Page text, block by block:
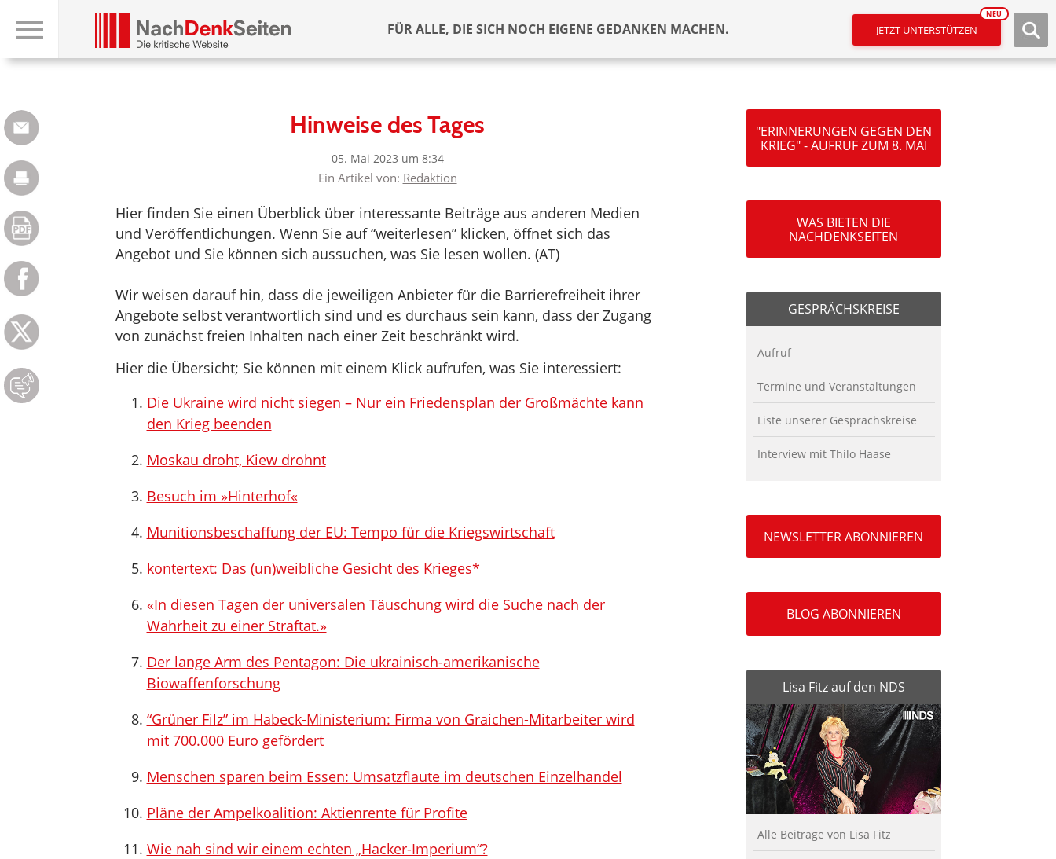
FÜR ALLE, DIE SICH NOCH EIGENE GEDANKEN MACHEN. JETZT UNTERSTÜTZEN
NEU
Hinweise des Tages
05. Mai 2023 um 8:34
Ein Artikel von: Redaktion
Hier finden Sie einen Überblick über interessante Beiträge aus anderen Medien
und Veröffentlichungen. Wenn Sie auf “weiterlesen” klicken, öffnet sich das
Angebot und Sie können sich aussuchen, was Sie lesen wollen. (AT)
Wir weisen darauf hin, dass die jeweiligen Anbieter für die Barrierefreiheit ihrer
Angebote selbst verantwortlich sind und es durchaus sein kann, dass der Zugang
von zunächst freien Inhalten nach einer Zeit beschränkt wird.
Hier die Übersicht; Sie können mit einem Klick aufrufen, was Sie interessiert:
Die Ukraine wird nicht siegen – Nur ein Friedensplan der Großmächte kann
den Krieg beenden
Moskau droht, Kiew drohnt
Besuch im »Hinterhof«
Munitionsbeschaffung der EU: Tempo für die Kriegswirtschaft
kontertext: Das (un)weibliche Gesicht des Krieges*
«In diesen Tagen der universalen Täuschung wird die Suche nach der
Wahrheit zu einer Straftat.»
Der lange Arm des Pentagon: Die ukrainisch-amerikanische
Biowaffenforschung
“Grüner Filz” im Habeck-Ministerium: Firma von Graichen-Mitarbeiter wird
mit 700.000 Euro gefördert
Menschen sparen beim Essen: Umsatzflaute im deutschen Einzelhandel
Pläne der Ampelkoalition: Aktienrente für Profite
Wie nah sind wir einem echten „Hacker-Imperium“?
"ERINNERUNGEN GEGEN DEN
KRIEG" - AUFRUF ZUM 8. MAI
WAS BIETEN DIE
NACHDENKSEITEN
GESPRÄCHSKREISE
Aufruf
Termine und Veranstaltungen
Liste unserer Gesprächskreise
Interview mit Thilo Haase
NEWSLETTER ABONNIEREN
BLOG ABONNIEREN
Lisa Fitz auf den NDS
Alle Beiträge von Lisa Fitz